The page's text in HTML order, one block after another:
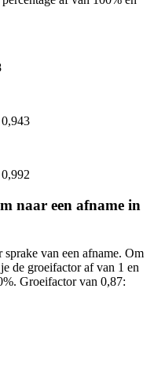
naar een afname in
van een afname. Om
de groeifactor af van 1 en
Groeifactor van 0,87: